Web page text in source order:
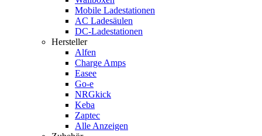
Mobile Ladestationen
AC Ladesäulen
DC-Ladestationen
Hersteller
Alfen
Charge Amps
Easee
Go-e
NRGkick
Keba
Zaptec
Alle Anzeigen